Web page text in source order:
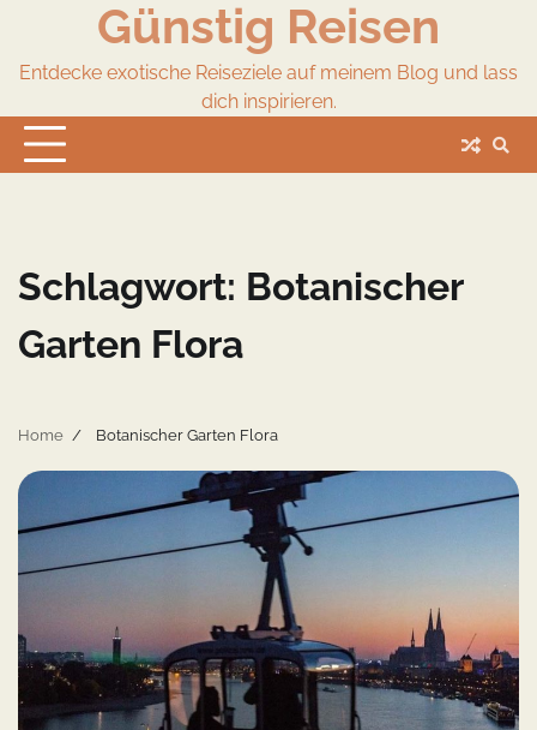
content
Günstig Reisen
Entdecke exotische Reiseziele auf meinem Blog und lass
dich inspirieren.
Schlagwort: Botanischer
Garten Flora
Home Botanischer Garten Flora